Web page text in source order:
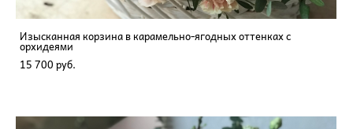
Изысканная корзина в карамельно-ягодных оттенках с
орхидеями
15 700 pуб.